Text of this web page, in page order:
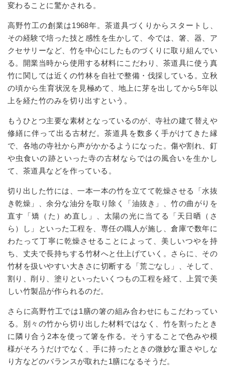
変わることに驚かされる。
高野竹工の創業は1968年。茶道具づくりからスタートし、
その経験で培った技と感性を生かして、今では、箸、器、ア
クセサリーなど、竹を中心にしたものづくりに取り組んでい
る。開業当時から使用する材料にこだわり、茶道具に使う真
竹に関しては近くの竹林を自社で整備・伐採している。立秋
の頃から生育状況を見極めて、地上に芽を出してから5年以
上を経た竹のみを切り出すという。
もうひとつ主要な素材となっているのが、寺社の建て替えや
修繕に伴って出る古材だ。茶道具を数多く手がけてきた縁
で、各地の寺社から声がかかるようになった。傷や割れ、釘
や虫食いの跡といった寺の古材ならではの風合いを生かし
て、茶道具などを作っている。
切り出した竹には、一本一本の竹を立てて乾燥させる「水抜
き乾燥」、余分な油分を取り除く「油抜き」、竹の曲がりを
直す「矯（た）め直し」、太陽の光に当てる「天日晒（さ
ら）し」といった工程を、専任の職人が施し、倉庫で数年に
わたって丁寧に乾燥させることによって、美しいつやを持
ち、丈夫で長持ちする竹材へと仕上げていく。さらに、その
竹材を扱いやすい大きさに切断する「荒ごなし」、そして、
割り、削り、塗りといったいくつもの工程を経て、上質で美
しい竹製品が作られるのだ。
さらに高野竹工では1膳の箸の組み合わせにもこだわってい
る。別々の竹から切り出した材料ではなく、竹を割ったとき
に隣り合う 2本を使って箸を作る。そうすることで色みや模
様がそろうだけでなく、手に持ったときの微妙な重さやしな
り方などのバランスが取れた 1膳になるそうだ。